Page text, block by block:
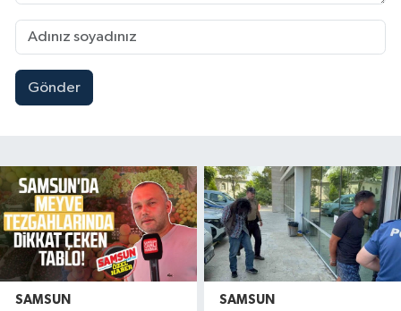
Gönder
SAMSUN SAMSUN